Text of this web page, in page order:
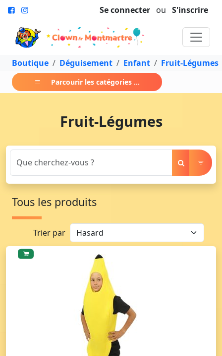
Se connecter ou S'inscrire
Boutique Déguisement Enfant Fruit-Légumes
Parcourir les catégories ...
Fruit-Légumes
Tous les produits
Trier par